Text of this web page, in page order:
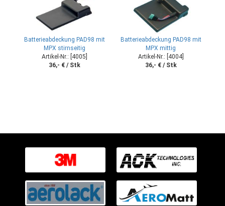
Batterieabdeckung PAD98 mit
MPX stirnseitig
Artikel-Nr.: [4005]
36,- € / Stk
Batterieabdeckung PAD98 mit
MPX mittig
Artikel-Nr.: [4004]
36,- € / Stk